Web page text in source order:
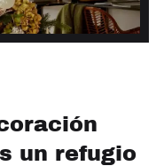
un refugio